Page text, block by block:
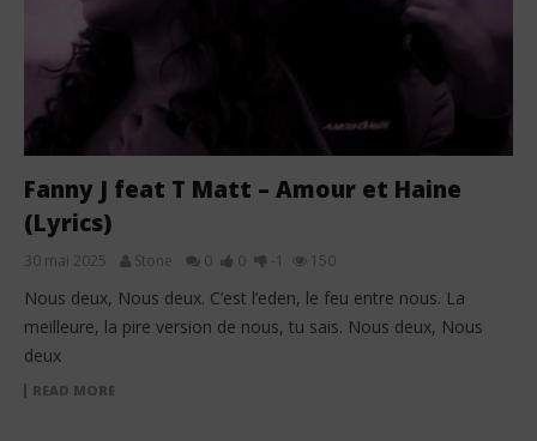
Fanny J feat T Matt – Amour et Haine
(Lyrics)
30 mai 2025 Stone 0 0 -1 150
Nous deux, Nous deux. C’est l’eden, le feu entre nous. La
meilleure, la pire version de nous, tu sais. Nous deux, Nous
deux
READ MORE